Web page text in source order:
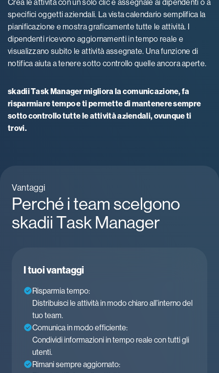
Crea le attività con un solo clic e assegnale ai dipendenti o a
specifici oggetti aziendali. La vista calendario semplifica la
pianificazione e mostra graficamente tutte le attività. I
dipendenti ricevono aggiornamenti in tempo reale e
visualizzano subito le attività assegnate. Una funzione di
notifica aiuta a tenere sotto controllo quelle ancora aperte.
skadii Task Manager migliora la comunicazione, fa
risparmiare tempo e ti permette di mantenere sempre
sotto controllo tutte le attività aziendali, ovunque ti
trovi.
Vantaggi
Perché i team scelgono
skadii Task Manager
I tuoi vantaggi
Risparmia tempo:
Distribuisci le attività in modo chiaro all’interno del
tuo team.
Comunica in modo efficiente:
Condividi informazioni in tempo reale con tutti gli
utenti.
Rimani sempre aggiornato: